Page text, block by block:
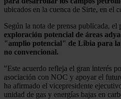
ubicados en la cuenca de Sirte, en el
Según la nota de prensa publicada, el
exploración potencial de áreas
"amplio potencial" de Libia para la
no convencional.
"Este acuerdo refleja el gran interés
asociación con NOC y apoyar el
ha afirmado el vicepresidente
unidad de gas y energías bajas en